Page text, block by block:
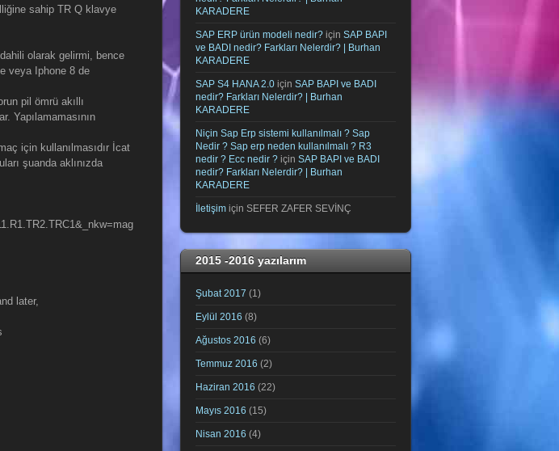
sahip TR Q klavye
olarak gelirmi, bence
veya Iphone 8 de
pil ömrü akıllı
Yapılamamasının
için kullanılmasıdır İcat
şuanda aklınızda
later,
KARADERE
SAP ERP ürün modeli nedir? için SAP BAPI
ve BADI nedir? Farkları Nelerdir? | Burhan
KARADERE
SAP S4 HANA 2.0 için SAP BAPI ve BADI
nedir? Farkları Nelerdir? | Burhan
KARADERE
Niçin Sap Erp sistemi kullanılmalı ? Sap
Nedir ? Sap erp neden kullanılmalı ? R3
nedir ? Ecc nedir ? için SAP BAPI ve BADI
nedir? Farkları Nelerdir? | Burhan
KARADERE
İletişim için SEFER ZAFER SEVİNÇ
2015 -2016 yazılarım
Şubat 2017 (1)
Eylül 2016 (8)
Ağustos 2016 (6)
Temmuz 2016 (2)
Haziran 2016 (22)
Mayıs 2016 (15)
Nisan 2016 (4)